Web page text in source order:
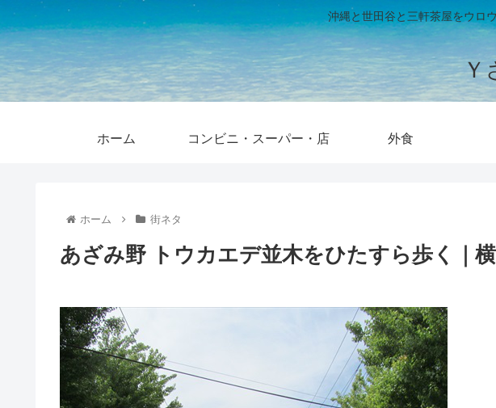
沖縄と世田谷と三軒茶屋をウロ
Ｙ
ホーム コンビニ・スーパー・店 外食
ホーム 街ネタ
あざみ野 トウカエデ並木をひたすら歩く｜